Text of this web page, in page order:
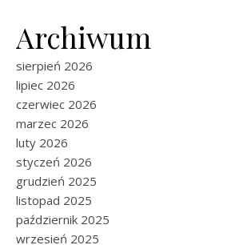
Archiwum
sierpień 2026
lipiec 2026
czerwiec 2026
marzec 2026
luty 2026
styczeń 2026
grudzień 2025
listopad 2025
październik 2025
wrzesień 2025